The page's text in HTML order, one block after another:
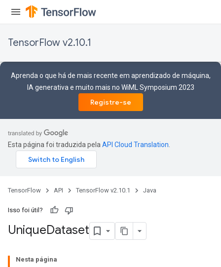
TensorFlow v2.10.1
Aprenda o que há de mais recente em aprendizado de máquina,
IA generativa e muito mais no WiML Symposium 2023
Registre-se
Esta página foi traduzida pela API Cloud Translation
TensorFlow API TensorFlow v2.10.1 Java
Isso foi útil?
UniqueDataset
Nesta página